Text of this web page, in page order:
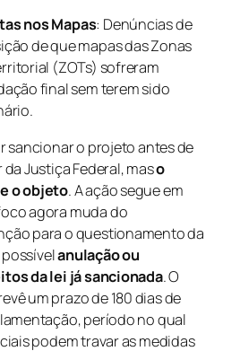
nos Mapas: Denúncias de
de que mapas das Zonas
(ZOTs) sofreram
final sem terem sido
sancionar o projeto antes de
Justiça Federal, maso
o objeto. A ação segue em
agora muda do
para o questionamento da
possívelanulação ou
da lei já sancionada. O
um prazo de 180 dias de
período no qual
podem travar as medidas